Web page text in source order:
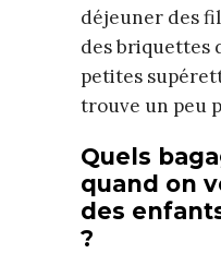
déjeuner des
des briquettes
petites
trouve un peu
Quels
quand on
des
?